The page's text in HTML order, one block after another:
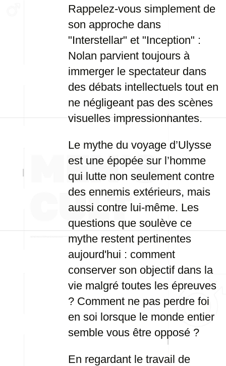
Rappelez-vous simplement de
son approche dans
"Interstellar" et "Inception" :
Nolan parvient toujours à
immerger le spectateur dans
des débats intellectuels tout en
ne négligeant pas des scènes
visuelles impressionnantes.
Le mythe du voyage d’Ulysse
est une épopée sur l’homme
qui lutte non seulement contre
des ennemis extérieurs, mais
aussi contre lui-même. Les
questions que soulève ce
mythe restent pertinentes
aujourd'hui : comment
conserver son objectif dans la
vie malgré toutes les épreuves
? Comment ne pas perdre foi
en soi lorsque le monde entier
semble vous être opposé ?
En regardant le travail de